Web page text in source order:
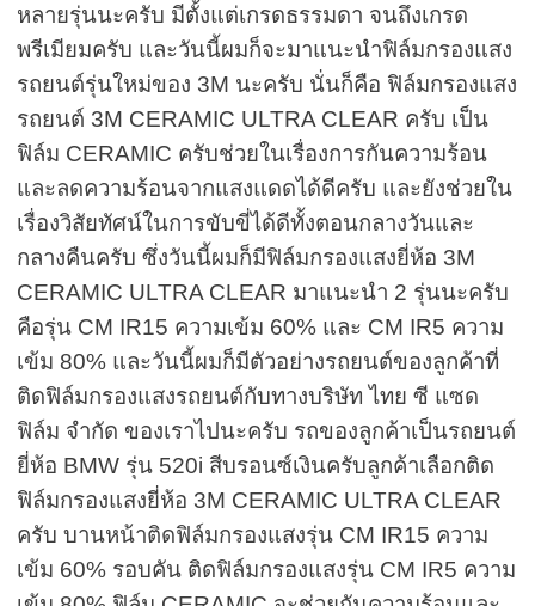
หลายรุ่นนะครับ มีตั้งแต่เกรดธรรมดา จนถึงเกรด
พรีเมียมครับ และวันนี้ผมก็จะมาแนะนำฟิล์มกรองแสง
รถยนต์รุ่นใหม่ของ 3M นะครับ นั่นก็คือ ฟิล์มกรองแสง
รถยนต์ 3M CERAMIC ULTRA CLEAR ครับ เป็น
ฟิล์ม CERAMIC ครับช่วยในเรื่องการกันความร้อน
และลดความร้อนจากแสงแดดได้ดีครับ และยังช่วยใน
เรื่องวิสัยทัศน์ในการขับขี่ได้ดีทั้งตอนกลางวันและ
กลางคืนครับ ซึ่งวันนี้ผมก็มีฟิล์มกรองแสงยี่ห้อ 3M
CERAMIC ULTRA CLEAR มาแนะนำ 2 รุ่นนะครับ
คือรุ่น CM IR15 ความเข้ม 60% และ CM IR5 ความ
เข้ม80% และวันนี้ผมก็มีตัวอย่างรถยนต์ของลูกค้าที่
ติดฟิล์มกรองแสงรถยนต์กับทางบริษัท ไทย ซี แซด
ฟิล์ม จำกัด ของเราไปนะครับ รถของลูกค้าเป็นรถยนต์
ยี่ห้อ BMW รุ่น 520i สีบรอนซ์เงินครับลูกค้าเลือกติด
ฟิล์มกรองแสงยี่ห้อ 3M CERAMIC ULTRA CLEAR
ครับ บานหน้าติดฟิล์มกรองแสงรุ่น CM IR15 ความ
เข้ม 60% รอบคัน ติดฟิล์มกรองแสงรุ่น CM IR5 ความ